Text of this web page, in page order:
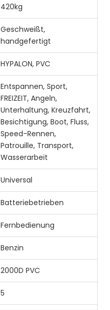
420kg
Geschweißt,
handgefertigt
HYPALON, PVC
Entspannen, Sport,
FREIZEIT, Angeln,
Unterhaltung, Kreuzfahrt,
Besichtigung, Boot, Fluss,
Speed-Rennen,
Patrouille, Transport,
Wasserarbeit
Universal
Batteriebetrieben
Fernbedienung
Benzin
2000D PVC
5